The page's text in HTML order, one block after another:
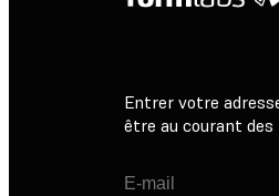
Entrer votre
être au courant des